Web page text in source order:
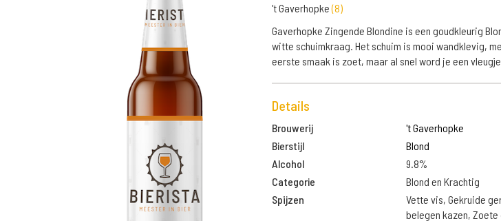
't Gaverhopke(8)
Gaverhopke Zingende Blondine is een goudkleurig
witte schuimkraag. Het schuim is mooi wandklevig,
eerste smaak is zoet, maar al snel word je een
Details
Brouwerij
't Gaverhopke
Bierstijl
Blond
Alcohol
9.8%
Categorie
Blond en Krachtig
Spijzen
Vette vis, Gekruide
belegen kazen,